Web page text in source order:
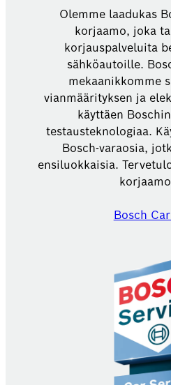
Olemme laadukas
korjaamo, joka
korjauspalveluita
sähköautoille.
mekaanikkomme
vianmäärityksen ja
käyttäen
testausteknologiaa.
Bosch-varaosia,
ensiluokkaisia.
Bosch